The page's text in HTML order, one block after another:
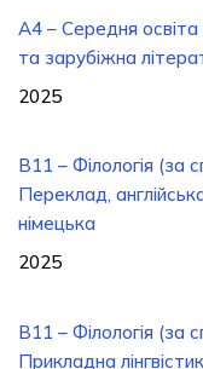
A4 – Середня освіта
та зарубіжна
2025
B11 – Філологія (за
Переклад,
німецька
2025
B11 – Філологія (за
Прикладна